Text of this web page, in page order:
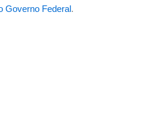
Governo Federal.